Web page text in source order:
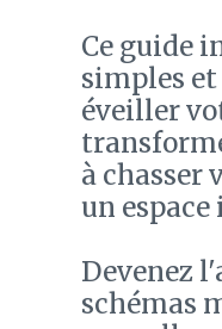
Ce guide
simples
éveiller
à chasser
un
Devenez
schémas